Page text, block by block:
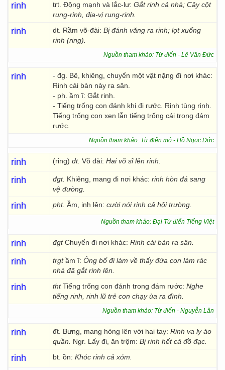
rinh trt. Động mạnh và lắc-lư: Gắt rinh cả nhà; Cây cột
rung-rinh, địa-vị rung-rinh.
rinh dt. Rầm võ-đài: Bị đánh văng ra rinh; lọt xuống
rinh (ring).
Nguồn tham khảo: Từ điển - Lê Văn Đức
rinh
- đg. Bê, khiêng, chuyển một vật nặng đi nơi khác:
Rinh cái bàn này ra sân.
- ph. ầm ĩ: Gắt rinh.
- Tiếng trống con đánh khi đi rước. Rinh tùng rinh.
Tiếng trống con xen lẫn tiếng trống cái trong đám
rước.
Nguồn tham khảo: Từ điển mở - Hồ Ngọc Đức
rinh (ring) dt. Võ đài: Hai võ sĩ lên rinh.
rinh đgt. Khiêng, mang đi nơi khác: rinh hòn đá sang
vệ đường.
rinh pht. Ầm, inh lên: cười nói rinh cả hội trường.
Nguồn tham khảo: Đại Từ điển Tiếng Việt
rinh đgtChuyển đi nơi khác: Rinh cái bàn ra sân.
rinh trgtầm ĩ: Ông bố đi làm về thấy đứa con làm rác
nhà đã gắt rinh lên.
rinh thtTiếng trống con đánh trong đám rước: Nghe
tiếng rinh, rinh lũ trẻ con chạy ùa ra đình.
Nguồn tham khảo: Từ điển - Nguyễn Lân
rinh đt. Bưng, mang hỏng lên với hai tay: Rinh va ly áo
quần.
Ngr. Lấy đi, ăn trộm: Bị rinh hết cả đồ đạc.
rinh bt. ồn: Khóc rinh cả xóm.